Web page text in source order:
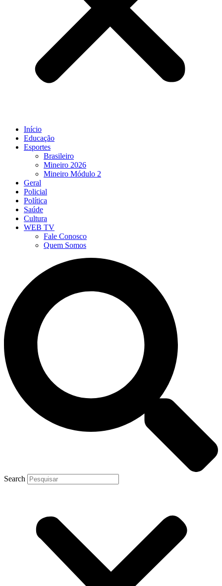
Início
Educação
Esportes
Brasileiro
Mineiro 2026
Mineiro Módulo 2
Geral
Policial
Política
Saúde
Cultura
WEB TV
Fale Conosco
Quem Somos
Search